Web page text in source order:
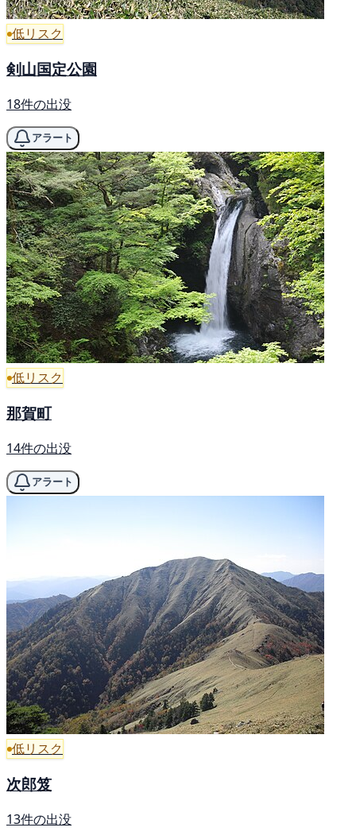
低リスク
剣山国定公園
18件の出没
アラート
低リスク
那賀町
14件の出没
アラート
低リスク
次郎笈
13件の出没